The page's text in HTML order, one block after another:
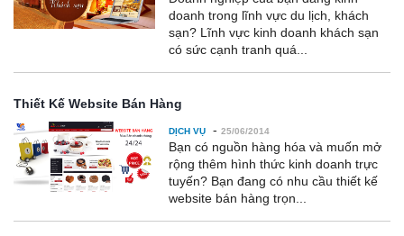
doanh trong lĩnh vực du lịch, khách
sạn? Lĩnh vực kinh doanh khách sạn
có sức cạnh tranh quá...
Thiết Kế Website Bán Hàng
DỊCH VỤ - 25/06/2014
Bạn có nguồn hàng hóa và muốn mở
rộng thêm hình thức kinh doanh trực
tuyến? Bạn đang có nhu cầu thiết kế
website bán hàng trọn...